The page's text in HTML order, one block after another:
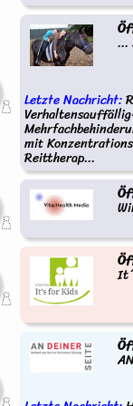
...
Letzte Nachricht:
mit
Reittherap...